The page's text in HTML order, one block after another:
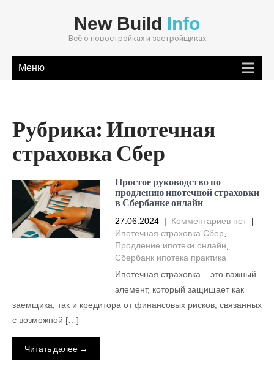
New Build Info
Всё о новостройках и застройщиках
Меню
Рубрика:Ипотечная
страховка Сбер
Простое руководство по
продлению ипотечной страховки
в Сбербанке онлайн
27.06.2024 | Комментариев нет |
Ипотечная страховка Сбер
Продление ипотеки онлайн
Сбербанк ипотека практика
Ипотечная страховка – это важный
элемент, который защищает как
заемщика, так и кредитора от финансовых рисков, связанных
с возможной […]
Читать далее →